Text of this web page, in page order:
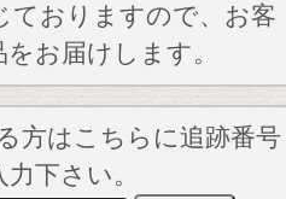
ておりますので、お客
お届けします。
方はこちらに追跡番号
下さい。